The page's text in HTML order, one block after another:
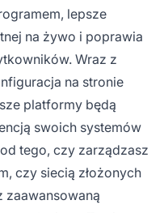
lepsze
na żywo i poprawia
Wraz z
na stronie
platformy będą
swoich systemów
tego, czy zarządzasz
czy siecią złożonych